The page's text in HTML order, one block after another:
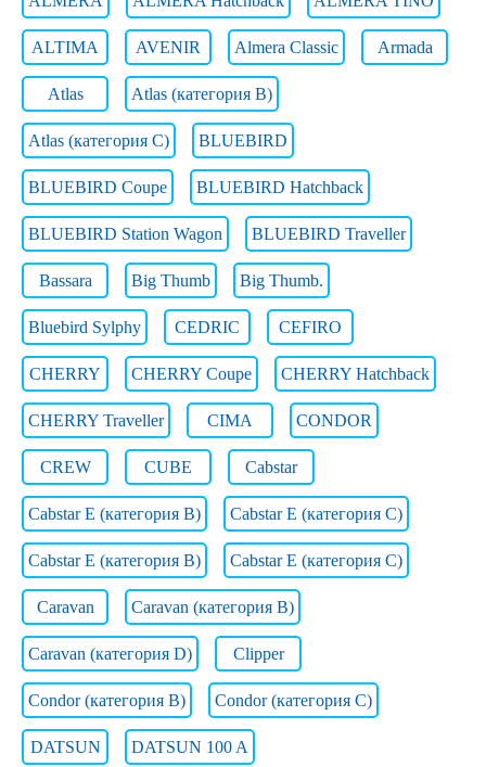
ALTIMA AVENIR Almera Classic Armada
Atlas Atlas (категория B)
Atlas (категория C) BLUEBIRD
BLUEBIRD Coupe BLUEBIRD Hatchback
BLUEBIRD Station Wagon BLUEBIRD Traveller
Bassara Big Thumb Big Thumb.
Bluebird Sylphy CEDRIC CEFIRO
CHERRY CHERRY Coupe CHERRY Hatchback
CHERRY Traveller CIMA CONDOR
CREW CUBE Cabstar
Cabstar E (категория B) Cabstar E (категория C)
Cabstar E (категория В) Cabstar E (категория С)
Caravan Caravan (категория B)
Caravan (категория D) Clipper
Condor (категория B) Condor (категория C)
DATSUN DATSUN 100 A